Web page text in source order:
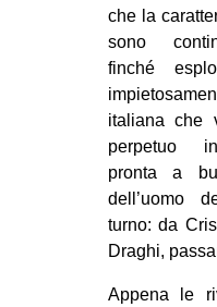
che la
sono
finché
italiana che
perpetuo
pronta a
dell’uomo
turno: da
Draghi,
Appena le